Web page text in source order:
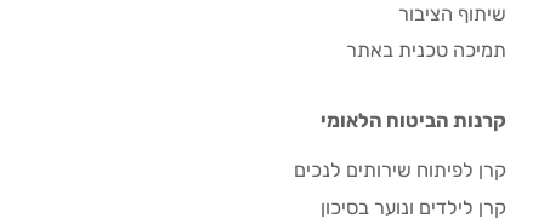
שיתוף הציבור
תמיכה טכנית באתר
קרנות הביטוח הלאומי
קרן לפיתוח שירותים לנכים
קרן לילדים ונוער בסיכון